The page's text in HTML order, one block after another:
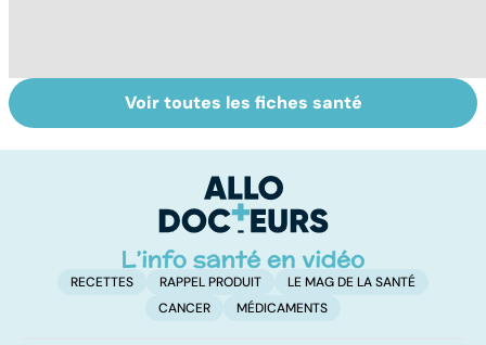
Post-partum : un
bouleversement
La tuberculose
pulmonaire
Voir toutes les fiches santé
RECETTES RAPPEL PRODUIT
LE MAG DE LA SANTÉ
CANCER
MÉDICAMENTS